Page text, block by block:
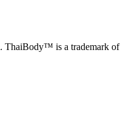
ThaiBody™ is a trademark of